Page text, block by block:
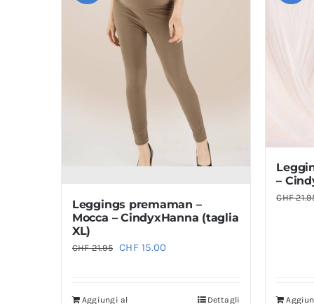
Leggings premaman –
Mocca – CindyxHanna (taglia
XL)
CHF21.95 Il
CHF15.00
Aggiungi al
Dettagli
–
CHF